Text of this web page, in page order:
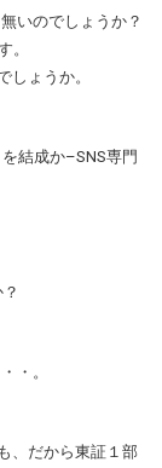
いのでしょうか？
。
しょうか。
結成か–SNS専門
・。
、だから東証１部